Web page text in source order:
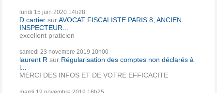
lundi 15 juin 2020 14h28
D cartier surAVOCAT FISCALISTE PARIS 8, ANCIEN
INSPECTEUR...
excellent praticien
samedi 23 novembre 2019 10h00
laurent R sur Régularisation des comptes non déclarés à
l...
MERCI DES INFOS ET DE VOTRE EFFICACITE